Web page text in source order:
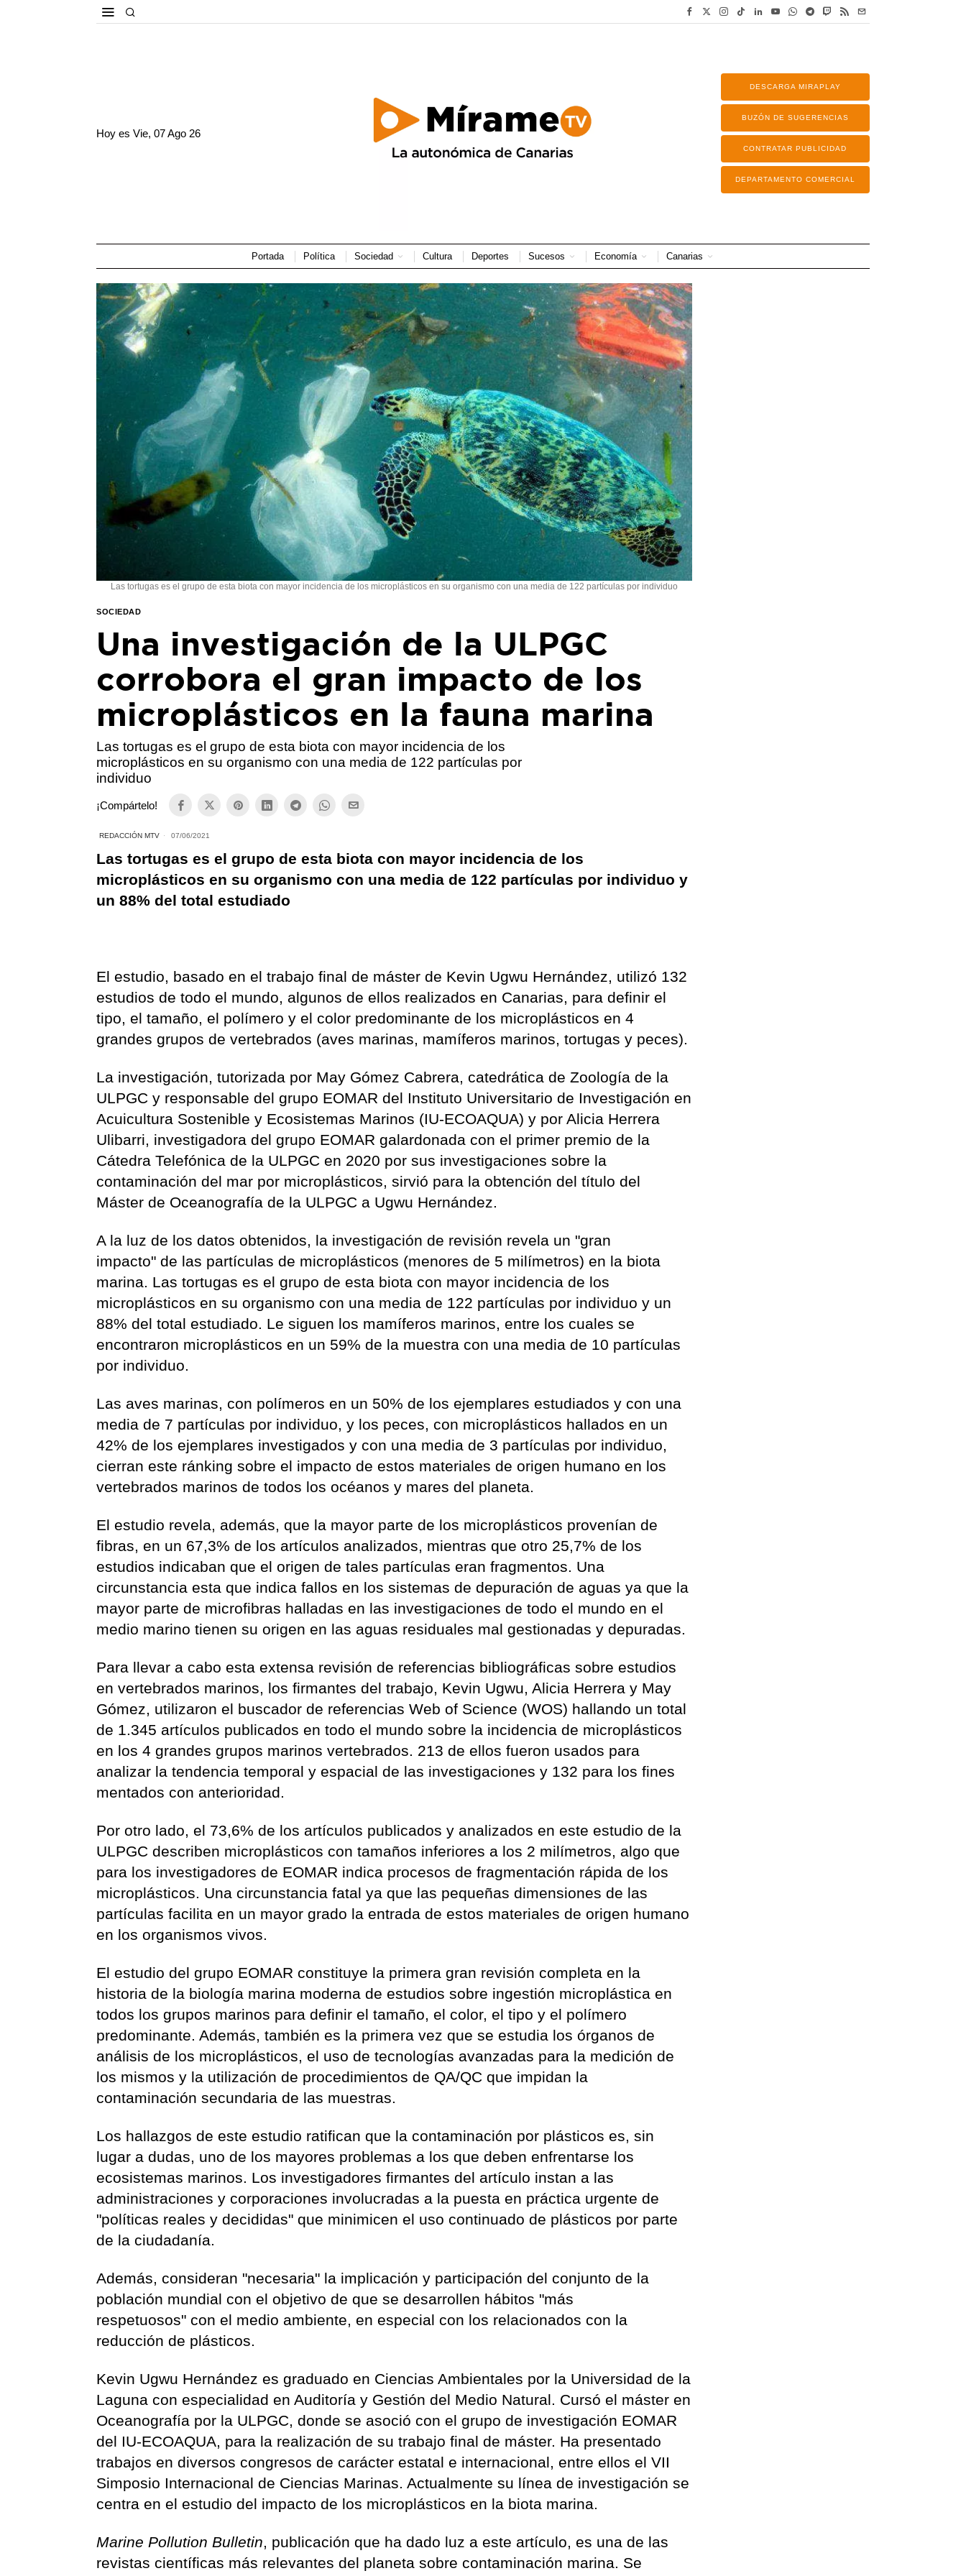
Hoy esVie, 07 Ago 26
DESCARGA MIRAPLAY
BUZÓN DE SUGERENCIAS
CONTRATAR PUBLICIDAD
DEPARTAMENTO COMERCIAL
Portada Política Sociedad Cultura Deportes Sucesos Economía Canarias
Las tortugas es el grupo de esta biota con mayor incidencia de los microplásticos en su organismo con una media de 122 partículas por individuo
SOCIEDAD
Una investigación de la ULPGC
corrobora el gran impacto de los
microplásticos en la fauna marina
Las tortugas es el grupo de esta biota con mayor incidencia de los
microplásticos en su organismo con una media de 122 partículas por
individuo
¡Compártelo!
REDACCIÓN MTV 07/06/2021
Las tortugas es el grupo de esta biota con mayor incidencia de los
microplásticos en su organismo con una media de 122 partículas por individuo y
un 88% del total estudiado
El estudio, basado en el trabajo final de máster de Kevin Ugwu Hernández, utilizó 132
estudios de todo el mundo, algunos de ellos realizados en Canarias, para definir el
tipo, el tamaño, el polímero y el color predominante de los microplásticos en 4
grandes grupos de vertebrados (aves marinas, mamíferos marinos, tortugas y peces).
La investigación, tutorizada por May Gómez Cabrera, catedrática de Zoología de la
ULPGC y responsable del grupo EOMAR del Instituto Universitario de Investigación en
Acuicultura Sostenible y Ecosistemas Marinos (IU-ECOAQUA) y por Alicia Herrera
Ulibarri, investigadora del grupo EOMAR galardonada con el primer premio de la
Cátedra Telefónica de la ULPGC en 2020 por sus investigaciones sobre la
contaminación del mar por microplásticos, sirvió para la obtención del título del
Máster de Oceanografía de la ULPGC a Ugwu Hernández.
A la luz de los datos obtenidos, la investigación de revisión revela un "gran
impacto" de las partículas de microplásticos (menores de 5 milímetros) en la biota
marina. Las tortugas es el grupo de esta biota con mayor incidencia de los
microplásticos en su organismo con una media de 122 partículas por individuo y un
88% del total estudiado. Le siguen los mamíferos marinos, entre los cuales se
encontraron microplásticos en un 59% de la muestra con una media de 10 partículas
por individuo.
Las aves marinas, con polímeros en un 50% de los ejemplares estudiados y con una
media de 7 partículas por individuo, y los peces, con microplásticos hallados en un
42% de los ejemplares investigados y con una media de 3 partículas por individuo,
cierran este ránking sobre el impacto de estos materiales de origen humano en los
vertebrados marinos de todos los océanos y mares del planeta.
El estudio revela, además, que la mayor parte de los microplásticos provenían de
fibras, en un 67,3% de los artículos analizados, mientras que otro 25,7% de los
estudios indicaban que el origen de tales partículas eran fragmentos. Una
circunstancia esta que indica fallos en los sistemas de depuración de aguas ya que la
mayor parte de microfibras halladas en las investigaciones de todo el mundo en el
medio marino tienen su origen en las aguas residuales mal gestionadas y depuradas.
Para llevar a cabo esta extensa revisión de referencias bibliográficas sobre estudios
en vertebrados marinos, los firmantes del trabajo, Kevin Ugwu, Alicia Herrera y May
Gómez, utilizaron el buscador de referencias Web of Science (WOS) hallando un total
de 1.345 artículos publicados en todo el mundo sobre la incidencia de microplásticos
en los 4 grandes grupos marinos vertebrados. 213 de ellos fueron usados para
analizar la tendencia temporal y espacial de las investigaciones y 132 para los fines
mentados con anterioridad.
Por otro lado, el 73,6% de los artículos publicados y analizados en este estudio de la
ULPGC describen microplásticos con tamaños inferiores a los 2 milímetros, algo que
para los investigadores de EOMAR indica procesos de fragmentación rápida de los
microplásticos. Una circunstancia fatal ya que las pequeñas dimensiones de las
partículas facilita en un mayor grado la entrada de estos materiales de origen humano
en los organismos vivos.
El estudio del grupo EOMAR constituye la primera gran revisión completa en la
historia de la biología marina moderna de estudios sobre ingestión microplástica en
todos los grupos marinos para definir el tamaño, el color, el tipo y el polímero
predominante. Además, también es la primera vez que se estudia los órganos de
análisis de los microplásticos, el uso de tecnologías avanzadas para la medición de
los mismos y la utilización de procedimientos de QA/QC que impidan la
contaminación secundaria de las muestras.
Los hallazgos de este estudio ratifican que la contaminación por plásticos es, sin
lugar a dudas, uno de los mayores problemas a los que deben enfrentarse los
ecosistemas marinos. Los investigadores firmantes del artículo instan a las
administraciones y corporaciones involucradas a la puesta en práctica urgente de
"políticas reales y decididas" que minimicen el uso continuado de plásticos por parte
de la ciudadanía.
Además, consideran "necesaria" la implicación y participación del conjunto de la
población mundial con el objetivo de que se desarrollen hábitos "más
respetuosos" con el medio ambiente, en especial con los relacionados con la
reducción de plásticos.
Kevin Ugwu Hernández es graduado en Ciencias Ambientales por la Universidad de la
Laguna con especialidad en Auditoría y Gestión del Medio Natural. Cursó el máster en
Oceanografía por la ULPGC, donde se asoció con el grupo de investigación EOMAR
del IU-ECOAQUA, para la realización de su trabajo final de máster. Ha presentado
trabajos en diversos congresos de carácter estatal e internacional, entre ellos el VII
Simposio Internacional de Ciencias Marinas. Actualmente su línea de investigación se
centra en el estudio del impacto de los microplásticos en la biota marina.
Marine Pollution Bulletin, publicación que ha dado luz a este artículo, es una de las
revistas científicas más relevantes del planeta sobre contaminación marina. Se